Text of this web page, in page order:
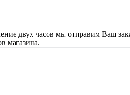
двух часов мы отправим Ваш
магазина.